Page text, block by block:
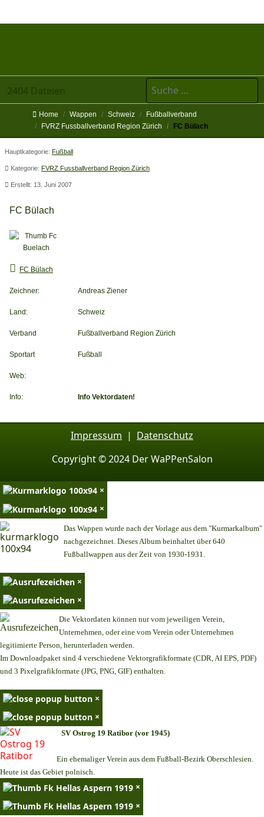
2404 Dateien
Suchen
Home Wappen Schweiz
Fußballverband
FVRZ Fussballverband Region Zürich
FC Bülach
Hauptkategorie: Fußball
Kategorie: FVRZ Fussballverband Region Zürich
Erstellt: 13. Juni 2007
FC Bülach
FC Bülach
Zeichner: Andreas Ziener
Land: Schweiz
Verband Fußballverband Region Zürich
Sportart Fußball
Web:
Info: Info Vektordaten!
Impressum | Datenschutz
Copyright © 2024 Der WaPPenSalon
×
×
Das Wappen wurde nach der Vorlage aus dem "Kurmarkalbum"
nachgezeichnet. Dieses Album beinhaltet über 640
Fußballwappen aus der Zeit von 1930-1931.
×
×
Die Vektordaten können nur vom jeweiligen Verein,
Unternehmen, oder eine vom Verein oder Unternehmen
legitimierte Person, herunterladen werden.
Im Downloadpaket sind 4 verschiedene Vektorgrafikformate (CDR, AI EPS, PDF)
und 3 Pixelgrafikformate (JPG, PNG, GIF) enthalten.
×
×
SV Ostrog 19 Ratibor (vor 1945)
Ein ehemaliger Verein aus dem Fußball-Bezirk Oberschlesien.
Heute ist das Gebiet polnisch.
×
×